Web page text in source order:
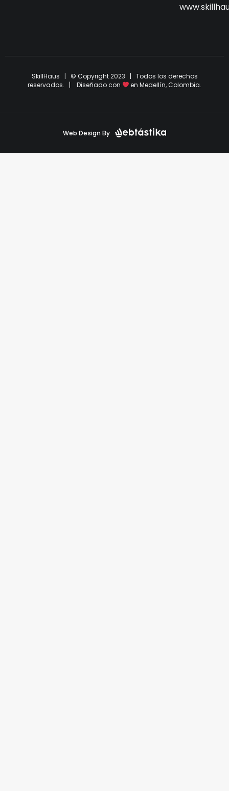
SkillHaus | © Copyright 2023 | Todos los derechos
reservados. | Diseñado con
en Medellín, Colombia.
Web Design By